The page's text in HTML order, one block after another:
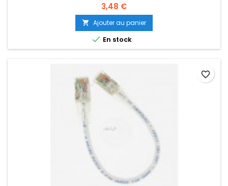
3,48 €
 Ajouter au panier
 En stock
favorite_border